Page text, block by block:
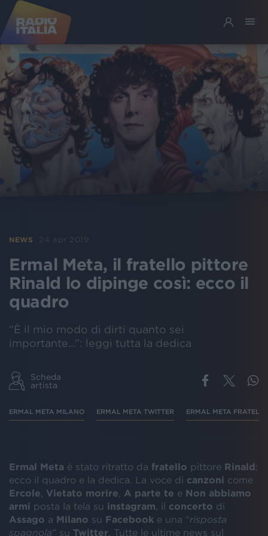
NEWS 24 apr 2019
Ermal Meta, il fratello pittore
Rinald lo dipinge così: ecco il
quadro
“È il mio modo di dirti quanto sei
importante...”: leggi tutta la dedica
Scheda
artista
ERMAL META MILANO ERMAL META TWITTER ERMAL META
Ermal Meta è stato ritratto da fratello pittore Rinald:
ecco il quadro e la dedica. La voce di canzoni come
Ercole
Vietato morire A parte te e Non abbiamo
armi posta la tela su instagram , il concerto di
Assago a Milano su Facebook e una “risposta
spagnola” su Twitter . Tutte le ultime news sul